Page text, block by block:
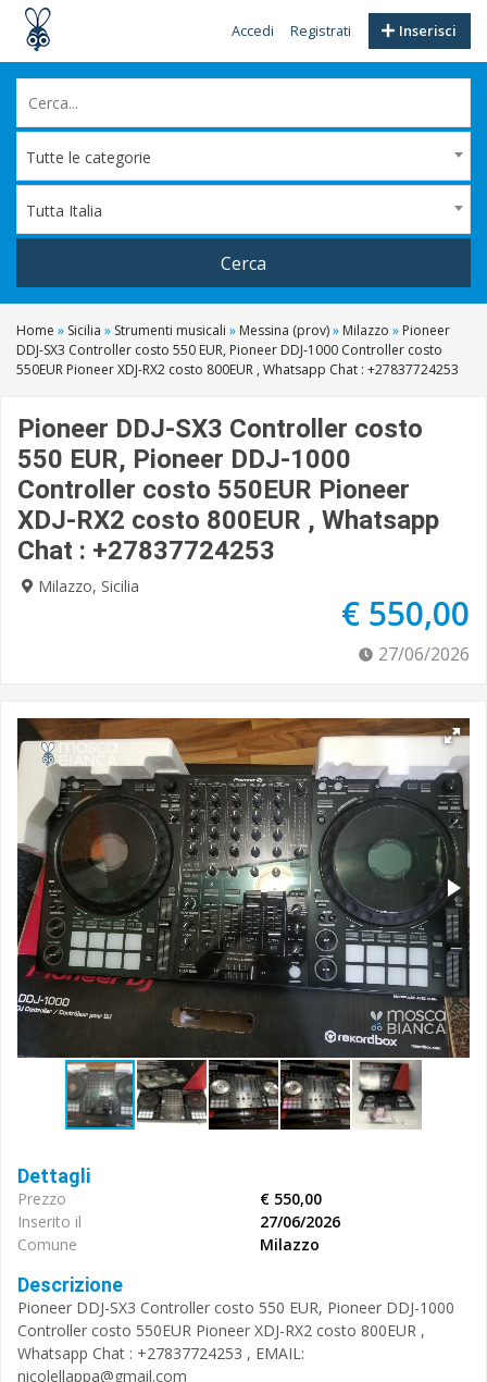
Inserisci
Accedi Registrati
Tutte le categorie
Tutta Italia
Cerca
Home » Sicilia » Strumenti musicali » Messina (prov)» Milazzo » Pioneer
DDJ-SX3 Controller costo 550 EUR, Pioneer DDJ-1000 Controller costo
550EUR Pioneer XDJ-RX2 costo 800EUR , Whatsapp Chat : +27837724253
Pioneer DDJ-SX3 Controller costo
550 EUR, Pioneer DDJ-1000
Controller costo 550EUR Pioneer
XDJ-RX2 costo 800EUR , Whatsapp
Chat : +27837724253
Milazzo, Sicilia
€ 550,00
27/06/2026
Dettagli
Prezzo
€ 550,00
Inserito il
27/06/2026
Comune
Milazzo
Descrizione
Pioneer DDJ-SX3 Controller costo 550 EUR, Pioneer DDJ-1000
Controller costo 550EUR Pioneer XDJ-RX2 costo 800EUR ,
Whatsapp Chat : +27837724253 , EMAIL:
nicolellappa@gmail.com